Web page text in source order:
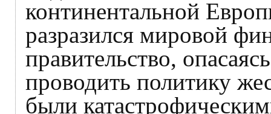
континентальной
разразился мировой
правительство,
проводить политику
были